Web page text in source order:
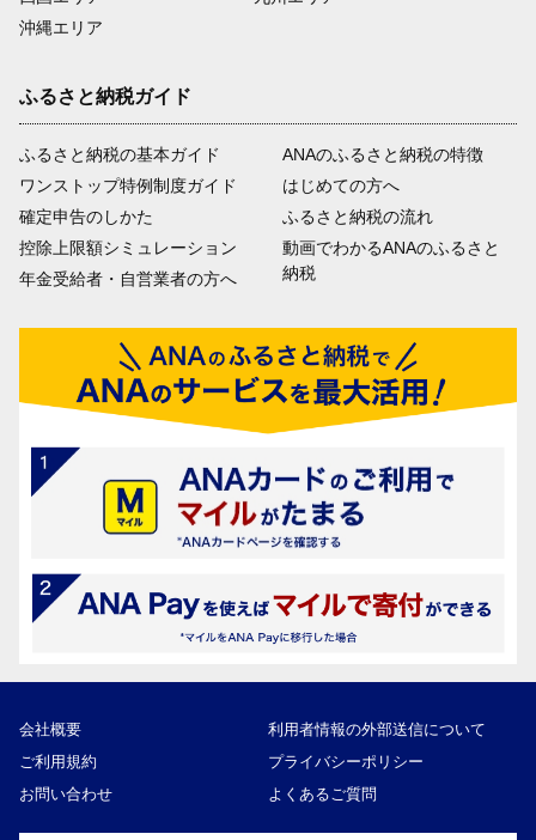
沖縄エリア
ふるさと納税ガイド
ふるさと納税の基本ガイド
ワンストップ特例制度ガイド
確定申告のしかた
控除上限額シミュレーション
年金受給者・自営業者の方へ
ANAのふるさと納税の特徴
はじめての方へ
ふるさと納税の流れ
動画でわかるANAのふるさと
納税
会社概要
利用者情報の外部送信について
ご利用規約
プライバシーポリシー
お問い合わせ
よくあるご質問